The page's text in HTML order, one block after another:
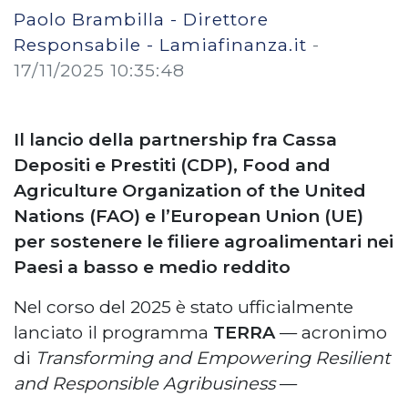
Paolo Brambilla - Direttore
Responsabile - Lamiafinanza.it -
17/11/2025 10:35:48
Il lancio della partnership fra Cassa
Depositi e Prestiti (CDP), Food and
Agriculture Organization of the United
Nations (FAO) e l’European Union (UE)
per sostenere le filiere agroalimentari nei
Paesi a basso e medio reddito
Nel corso del 2025 è stato ufficialmente
lanciato il programma TERRA— acronimo
di Transforming and Empowering Resilient
and Responsible Agribusiness—